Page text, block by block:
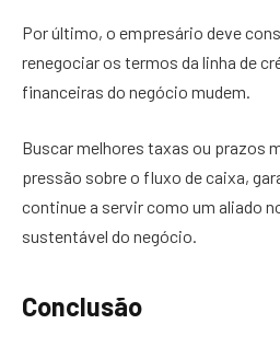
Por último, o empresário deve
renegociar os termos da linha de
financeiras do negócio mudem.
Buscar melhores taxas ou prazos
pressão sobre o fluxo de caixa,
continue a servir como um aliado
sustentável do negócio.
Conclusão